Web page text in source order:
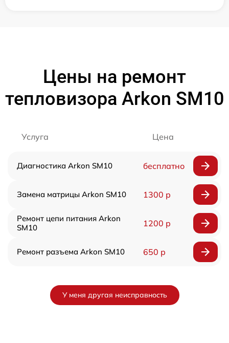
Цены на ремонт
тепловизора Arkon SM10
Услуга Цена
Диагностика Arkon SM10 бесплатно
Замена матрицы Arkon SM10 1300 р
Ремонт цепи питания Arkon
SM10
1200 р
Ремонт разъема Arkon SM10 650 р
У меня другая неисправность